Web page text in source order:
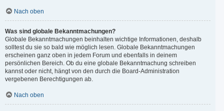
Nach oben
Was sind globale Bekanntmachungen?
Globale Bekanntmachungen beinhalten wichtige Informationen, deshalb
solltest du sie so bald wie möglich lesen. Globale Bekanntmachungen
erscheinen ganz oben in jedem Forum und ebenfalls in deinem
persönlichen Bereich. Ob du eine globale Bekanntmachung schreiben
kannst oder nicht, hängt von den durch die Board-Administration
vergebenen Berechtigungen ab.
Nach oben